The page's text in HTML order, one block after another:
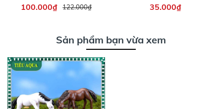
cá thêm sinh động
100.000₫ 122.000₫
Phụ kiện độc đáo giúp bể cá
thêm sinh động, đáng yêu
35.000₫
Sản phẩm bạn vừa xem